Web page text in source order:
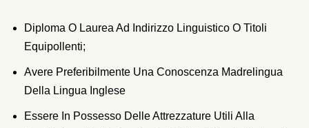
Diploma O Laurea Ad Indirizzo Linguistico O Titoli
Equipollenti;
Avere Preferibilmente Una Conoscenza Madrelingua
Della Lingua Inglese
Essere In Possesso Delle Attrezzature Utili Alla